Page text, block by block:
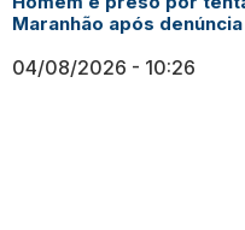
Maranhão após
04/08/2026 10:26